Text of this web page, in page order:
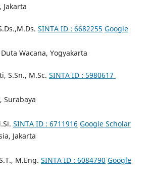
SINTA ID : 6682255 Google
Wacana, Yogyakarta
S.Sn., M.Sc. SINTA ID : 5980617
Surabaya
SINTA ID : 6711916 Google Scholar
Jakarta
M.Eng. SINTA ID : 6084790 Google